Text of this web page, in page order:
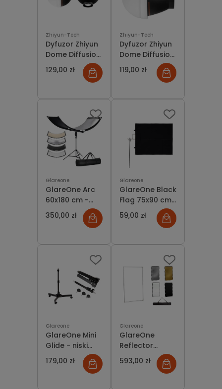
Zhiyun-Tech
Dyfuzor Zhiyun
Dome Diffusion
(Large) do
lamp Molus
129,00 zł
Zhiyun-Tech
Dyfuzor Zhiyun
Dome Diffusion
(Mini) for Molus
Series
119,00 zł
Glareone
GlareOne Arc
60x180 cm -
blenda
zakrzywiona
350,00 zł
Glareone
GlareOne Black
Flag 75x90 cm
- czarna flaga
59,00 zł
Glareone
GlareOne Mini
Glide - niski
statyw
oświetleniowy
179,00 zł
Glareone
GlareOne
Reflector
100x150 -
blenda na
593,00 zł